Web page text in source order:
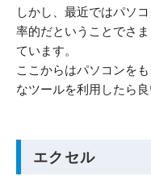
しかし、最近ではパソ
率的だということでさ
ています。
ここからはパソコンを
なツールを利用したら
エクセル